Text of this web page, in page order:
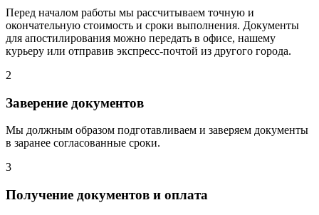
Перед началом работы мы рассчитываем точную и
окончательную стоимость и сроки выполнения. Документы
для апостилирования можно передать в офисе, нашему
курьеру или отправив экспресс-почтой из другого города.
2
Заверение документов
Мы должным образом подготавливаем и заверяем документы
в заранее согласованные сроки.
3
Получение документов и оплата